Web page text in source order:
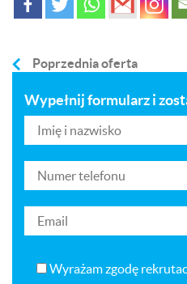
Nawigacja
wpisu
Poprzednia oferta
Wypełnij formularz i
Wyrażam zgodę